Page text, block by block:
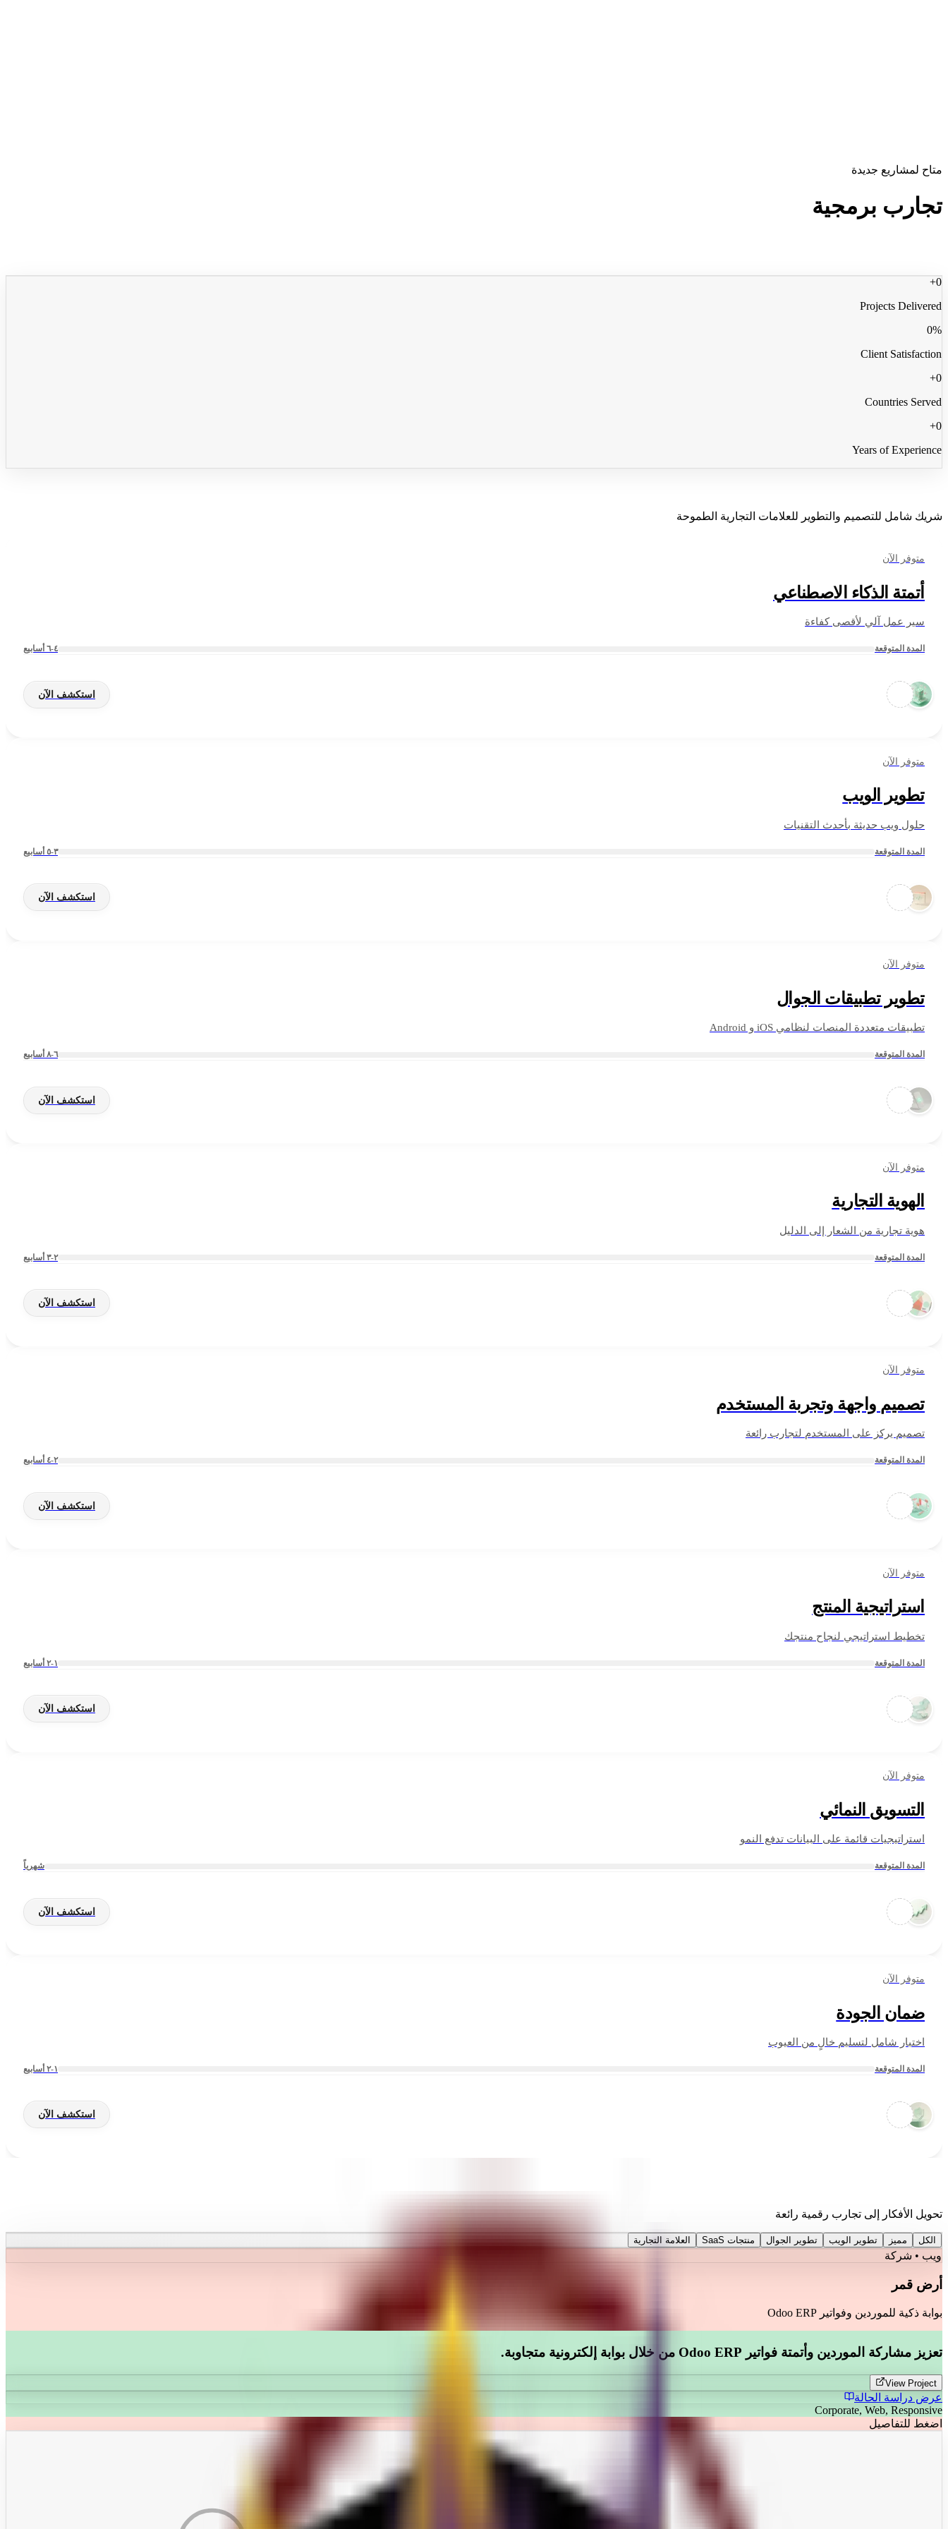
متاح لمشاريع جديدة
تجارب برمجية
0
+
Projects Delivered
0%
Client Satisfaction
0
+
Countries Served
0
+
Years of Experience
شريك شامل للتصميم والتطوير للعلامات التجارية الطموحة
متوفر الآن
أتمتة الذكاء الاصطناعي
سير عمل آلي لأقصى كفاءة
المدة المتوقعة ٤-٦ أسابيع
استكشف الآن
متوفر الآن
تطوير الويب
حلول ويب حديثة بأحدث التقنيات
المدة المتوقعة ٣-٥ أسابيع
استكشف الآن
متوفر الآن
تطوير تطبيقات الجوال
تطبيقات متعددة المنصات لنظامي iOS و Android
المدة المتوقعة ٦-٨ أسابيع
استكشف الآن
متوفر الآن
الهوية التجارية
هوية تجارية من الشعار إلى الدليل
المدة المتوقعة ٢-٣ أسابيع
استكشف الآن
متوفر الآن
تصميم واجهة وتجربة المستخدم
تصميم يركز على المستخدم لتجارب رائعة
المدة المتوقعة ٢-٤ أسابيع
استكشف الآن
متوفر الآن
استراتيجية المنتج
تخطيط استراتيجي لنجاح منتجك
المدة المتوقعة ١-٢ أسابيع
استكشف الآن
متوفر الآن
التسويق النمائي
استراتيجيات قائمة على البيانات تدفع النمو
المدة المتوقعة شهرياً
استكشف الآن
متوفر الآن
ضمان الجودة
اختبار شامل لتسليم خالٍ من العيوب
المدة المتوقعة ١-٢ أسابيع
استكشف الآن
تحويل الأفكار إلى تجارب رقمية رائعة
الكل مميز تطوير الويب تطوير الجوال منتجات SaaS العلامة التجارية
ويب • شركة
أرض قمر
بوابة ذكية للموردين وفواتير Odoo ERP
تعزيز مشاركة الموردين وأتمتة فواتير Odoo ERP من خلال بوابة إلكترونية متجاوبة.
View Project
عرض دراسة الحالة
Corporate, Web, Responsive
اضغط للتفاصيل